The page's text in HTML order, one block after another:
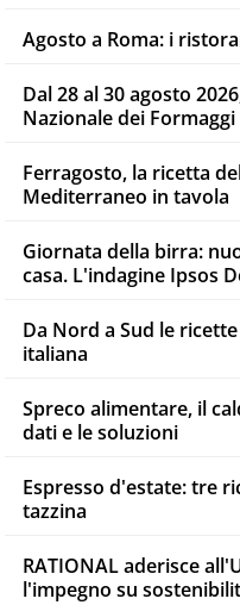
Agosto a Roma: i
Dal 28 al 30 agosto
Nazionale dei
Ferragosto, la ricetta
Mediterraneo in tavola
Giornata della birra:
casa. L'indagine Ipsos
Da Nord a Sud le
italiana
Spreco alimentare, il
dati e le soluzioni
Espresso d'estate: tre
tazzina
RATIONAL aderisce
l'impegno su